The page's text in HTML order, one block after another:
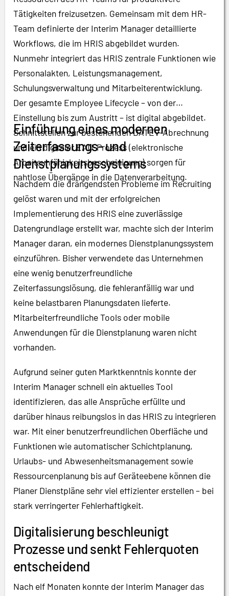
Tätigkeiten freizusetzen. Gemeinsam mit dem HR-
Team definierte der Interim Manager detaillierte
Workflows, die im HRIS abgebildet wurden.
Nunmehr integriert das HRIS zentrale Funktionen wie
Personalakten, Leistungsmanagement,
Schulungsverwaltung und Mitarbeiterentwicklung.
Der gesamte Employee Lifecycle – von der
Einstellung bis zum Austritt – ist digital abgebildet.
Schnittstellen zur bestehenden DATEV-Abrechnung
und ein digitaler EAU-Prozess (elektronische
Arbeitsunfähigkeitsbescheinigung) sorgen für
nahtlose Übergänge in die Datenverarbeitung.
Einführung eines modernen
Zeiterfassungs- und
Dienstplanungssystems
Nachdem die drängendsten Probleme im Recruiting
gelöst waren und mit der erfolgreichen
Implementierung des HRIS eine zuverlässige
Datengrundlage erstellt war, machte sich der Interim
Manager daran, ein modernes Dienstplanungssystem
einzuführen. Bisher verwendete das Unternehmen
eine wenig benutzerfreundliche
Zeiterfassungslösung, die fehleranfällig war und
keine belastbaren Planungsdaten lieferte.
Mitarbeiterfreundliche Tools oder mobile
Anwendungen für die Dienstplanung waren nicht
vorhanden.
Aufgrund seiner guten Marktkenntnis konnte der
Interim Manager schnell ein aktuelles Tool
identifizieren, das alle Ansprüche erfüllte und
darüber hinaus reibungslos in das HRIS zu integrieren
war. Mit einer benutzerfreundlichen Oberfläche und
Funktionen wie automatischer Schichtplanung,
Urlaubs- und Abwesenheitsmanagement sowie
Ressourcenplanung bis auf Geräteebene können die
Planer Dienstpläne sehr viel effizienter erstellen – bei
stark verringerter Fehlerhaftigkeit.
Digitalisierung beschleunigt
Prozesse und senkt Fehlerquoten
entscheidend
Nach elf Monaten konnte der Interim Manager das